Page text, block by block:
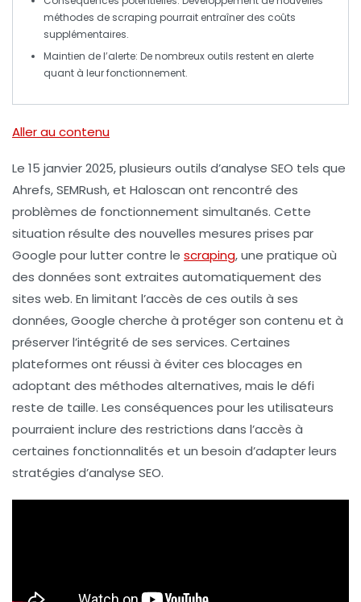
méthodes de scraping pourrait entraîner des coûts
supplémentaires.
Maintien de l’alerte: De nombreux outils restent en alerte
quant à leur fonctionnement.
Aller au contenu
Le 15 janvier 2025, plusieurs outils d’analyse SEO tels que
Ahrefs,SEMRush, et Haloscan ont rencontré des
problèmes de fonctionnement simultanés. Cette
situation résulte des nouvelles mesures prises par
Google pour lutter contre le scraping, une pratique où
des données sont extraites automatiquement des
sites web. En limitant l’accès de ces outils à ses
données, Google cherche à protéger son contenu et à
préserver l’intégrité de ses services. Certaines
plateformes ont réussi à éviter ces blocages en
adoptant des méthodes alternatives, mais le défi
reste de taille. Les conséquences pour les utilisateurs
pourraient inclure des restrictions dans l’accès à
certaines fonctionnalités et un besoin d’adapter leurs
stratégies d’analyse SEO.